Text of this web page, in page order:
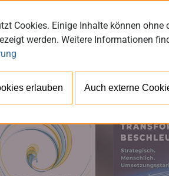
Cookies. Einige Inhalte können ohne
werden. Weitere Informationen
erlauben Auch externe